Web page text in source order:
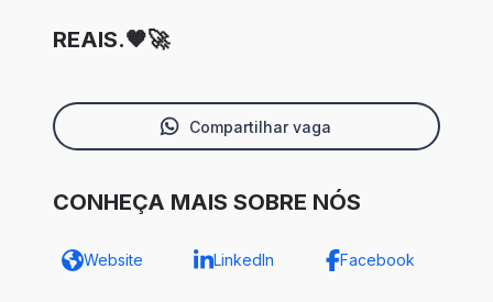
REAIS.🧡🚀
Compartilhar vaga
CONHEÇA MAIS SOBRE NÓS
Website LinkedIn Facebook